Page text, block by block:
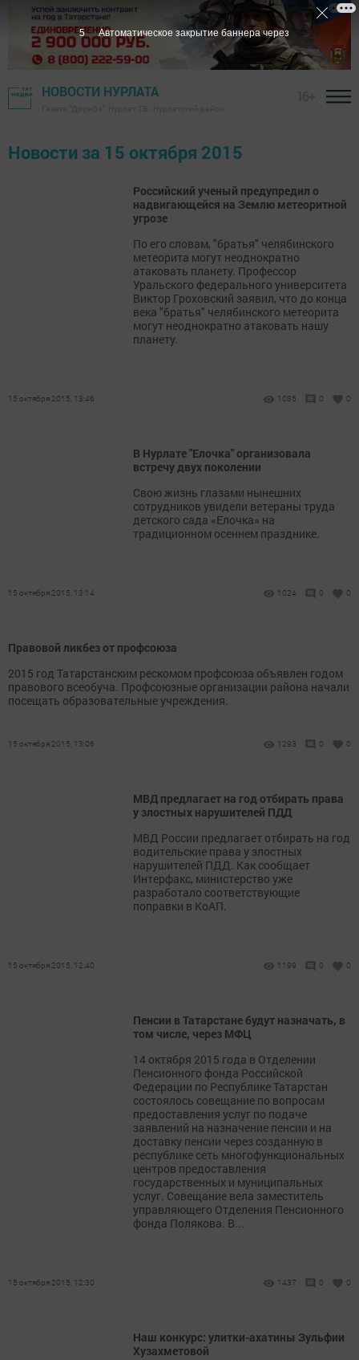
НОВОСТИ НУРЛАТА
Новости за 15 октября 2015
Российский ученый предупредил о
надвигающейся на Землю метеоритной
угрозе
По его словам, "братья" челябинского
метеорита могут неоднократно
атаковать планету. Профессор
Уральского федерального университета
Виктор Гроховский заявил, что до конца
века "братья" челябинского метеорита
могут неоднократно атаковать нашу
планету.
15 октября 2015, 13:46 1085 0 0
В Нурлате "Елочка" организовала
встречу двух поколении
Свою жизнь глазами нынешних
сотрудников увидели ветераны труда
детского сада «Елочка» на
традиционном осеннем празднике.
15 октября 2015, 13:14 1024 0 0
Правовой ликбез от профсоюза
2015 год Татарстанским рескомом профсоюза объявлен годом
правового всеобуча. Профсоюзные организации района начали
посещать образовательные учреждения.
15 октября 2015, 13:06 1293 0 0
МВД предлагает на год отбирать права
у злостных нарушителей ПДД
МВД России предлагает отбирать на год
водительские права у злостных
нарушителей ПДД. Как сообщает
Интерфакс, министерство уже
разработало соответствующие
поправки в КоАП.
15 октября 2015, 12:40 1199 0 0
Пенсии в Татарстане будут назначать, в
том числе, через МФЦ
14 октября 2015 года в Отделении
Пенсионного фонда Российской
Федерации по Республике Татарстан
состоялось совещание по вопросам
предоставления услуг по подаче
заявлений на назначение пенсии и на
доставку пенсии через созданную в
республике сеть многофункциональных
центров предоставления
государственных и муниципальных
услуг. Совещание вела заместитель
управляющего Отделения Пенсионного
фонда Полякова. В...
15 октября 2015, 12:30 1437 0 0
Наш конкурс: улитки-ахатины Зульфии
Хузахметовой
5 Автоматическое закрытие баннера через